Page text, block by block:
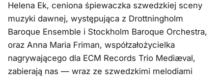
Helena Ek, ceniona śpiewaczka szwedzkiej sceny
muzyki dawnej, występująca z Drottningholm
Baroque Ensemble i Stockholm Baroque Orchestra,
oraz Anna Maria Friman, współzałożycielka
nagrywającego dla ECM Records Trio Mediæval,
zabierają nas — wraz ze szwedzkimi melodiami